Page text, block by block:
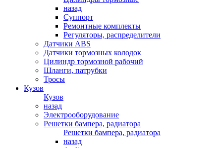
назад
Суппорт
Ремонтные комплекты
Регуляторы, распределители
Датчики ABS
Датчики тормозных колодок
Цилиндр тормозной рабочий
Шланги, патрубки
Тросы
Кузов
Кузов
назад
Электрооборудование
Решетки бампера, радиатора
Решетки бампера, радиатора
назад